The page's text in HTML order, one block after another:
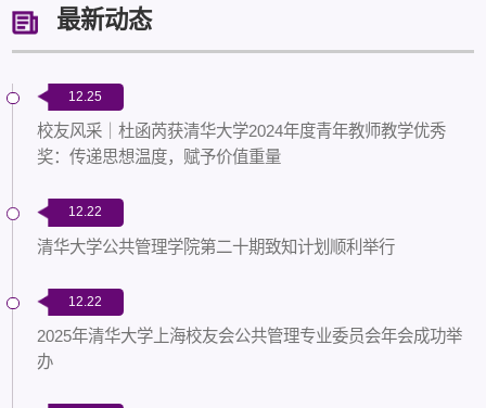
最新动态
12.25
校友风采｜杜函芮获清华大学2024年度青年教师教学优秀
奖：传递思想温度，赋予价值重量
12.22
清华大学公共管理学院第二十期致知计划顺利举行
12.22
2025年清华大学上海校友会公共管理专业委员会年会成功举
办